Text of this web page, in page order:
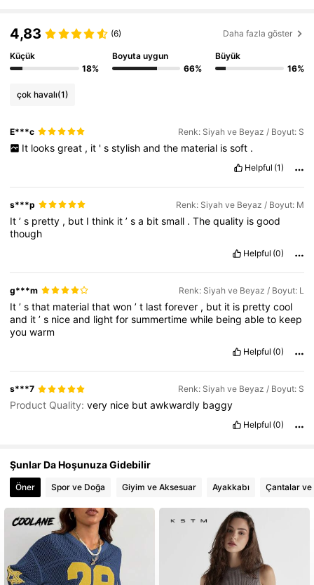
4,83 (6) Daha fazla göster
Küçük
18%
Boyuta uygun
66%
Büyük
16%
çok havalı(1)
E***c Renk: Siyah ve Beyaz / Boyut: S
It looks great , it ' s stylish and the material is soft .
Helpful (1)
s***p Renk: Siyah ve Beyaz / Boyut: M
It’s pretty , but Ithink it’sa bitsmall .Thequality isgood
though
Helpful (0)
g***m Renk: Siyah ve Beyaz / Boyut: L
It’sthat materialthatwon’t lastforever , but it is prettycool
and it’s niceand lightforsummertimewhile beingableto keep
youwarm
Helpful (0)
s***7 Renk: Siyah ve Beyaz / Boyut: S
Product Quality:very nice butawkwardly baggy
Helpful (0)
Şunlar Da Hoşunuza Gidebilir
Öner Spor ve Doğa Giyim ve Aksesuar Ayakkabı Çantalar ve